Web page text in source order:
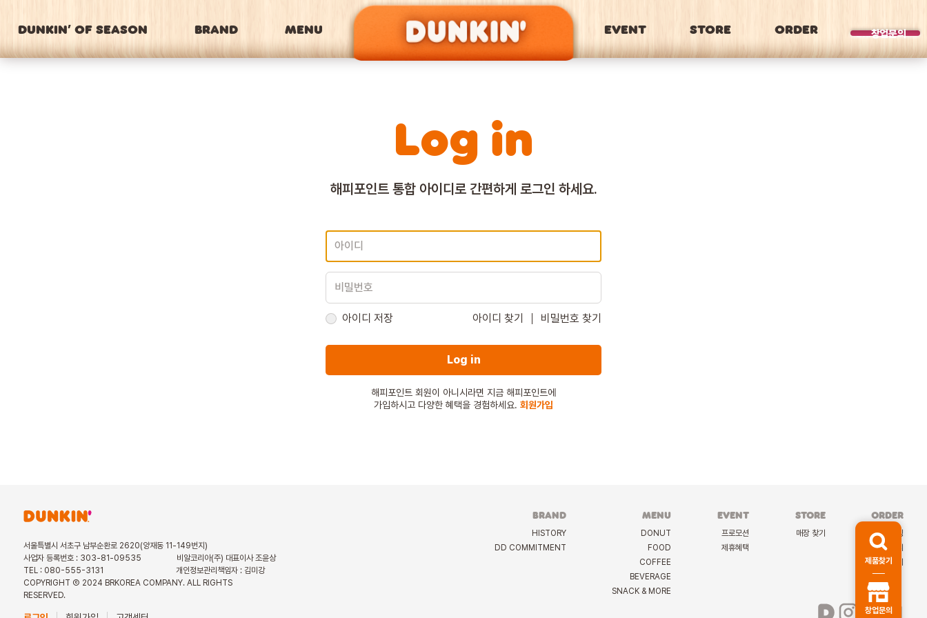
DUNKIN’ OF SEASON BRAND MENU EVENT STORE ORDER 창업문의
BRAND
Log in
해피포인트 통합 아이디로간편하게 로그인 하세요.
아이디 저장 아이디 찾기 비밀번호 찾기
Log in
해피포인트 회원이 아니시라면 지금 해피포인트에
가입하시고 다양한 혜택을 경험하세요. 회원가입
서울특별시 서초구 남부순환로 2620(양재동 11-149번지)
사업자 등록번호 : 303-81-09535
비알코리아(주) 대표이사 조윤상
TEL : 080-555-3131
개인정보관리책임자 : 김미강
COPYRIGHT Ⓒ 2024 BRKOREA COMPANY. ALL RIGHTS
RESERVED.
BRAND
HISTORY
DD COMMITMENT
MENU
DONUT
FOOD
COFFEE
BEVERAGE
SNACK & MORE
EVENT
프로모션
제휴혜택
STORE
매장 찾기
ORDER
케이터링
딜리버리
선물하기
제품찾기
창업문의